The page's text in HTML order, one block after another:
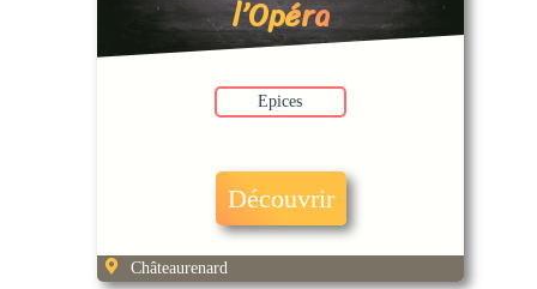
l’Opéra
Epices
Découvrir
Châteaurenard